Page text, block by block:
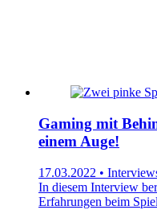
Gaming mit
einem Auge!
17.03.2022 •
In diesem Interview
Erfahrungen beim